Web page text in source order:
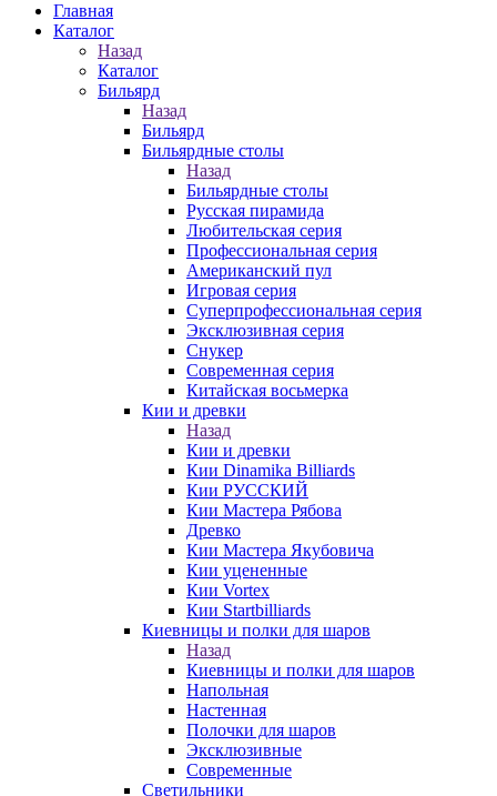
Главная
Каталог
Назад
Каталог
Бильярд
Назад
Бильярд
Бильярдные столы
Назад
Бильярдные столы
Русская пирамида
Любительская серия
Профессиональная серия
Американский пул
Игровая серия
Суперпрофессиональная серия
Эксклюзивная серия
Снукер
Современная серия
Китайская восьмерка
Кии и древки
Назад
Кии и древки
Кии Dinamika Billiards
Кии РУССКИЙ
Кии Мастера Рябова
Древко
Кии Мастера Якубовича
Кии уцененные
Кии Vortex
Кии Startbilliards
Киевницы и полки для шаров
Назад
Киевницы и полки для шаров
Напольная
Настенная
Полочки для шаров
Эксклюзивные
Современные
Светильники